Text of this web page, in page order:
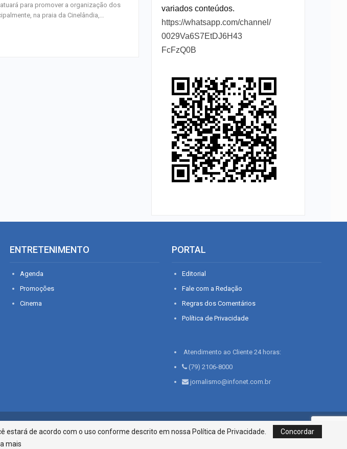
para promover a organização dos
na praia da Cinelândia,…
variados conteúdos.
https://whatsapp.com/channel/
0029Va6S7EtDJ6H43
FcFzQ0B
ENTRETENIMENTO
Agenda
Promoções
Cinema
PORTAL
Editorial
Fale com a Redação
Regras dos Comentários
Política de Privacidade
Atendimento ao Cliente 24 horas:
(79) 2106-8000
jornalismo@infonet.com.br
Infonet - Rua Monsenhor Silveira 276, Bairro São José | Aracaju-SE, CEP 49015-030, Fone: 79.2106.8000 - CI
Centro de Informações LTDA
estará de acordo com o uso conforme descrito em nossa Política de Privacidade.
Concordar
mais